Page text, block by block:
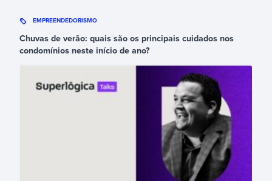
EMPREENDEDORISMO
Chuvas de verão: quais são os principais cuidados nos
condomínios neste início de ano?